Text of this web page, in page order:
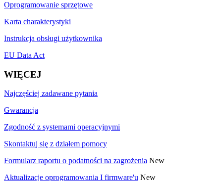
Oprogramowanie sprzętowe
Karta charakterystyki
Instrukcja obsługi użytkownika
EU Data Act
WIĘCEJ
Najczęściej zadawane pytania
Gwarancja
Zgodność z systemami operacyjnymi
Skontaktuj się z działem pomocy
Formularz raportu o podatności na zagrożenia New
Aktualizacje oprogramowania I firmware'u New